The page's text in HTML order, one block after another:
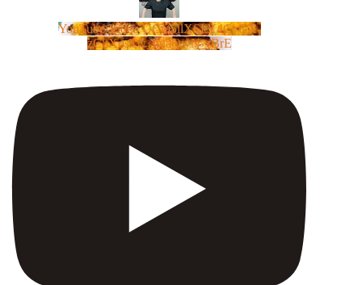
YouTube Video UCm5llXSLY4CyCX-
zC8XosTw_huaQwN_rBrE